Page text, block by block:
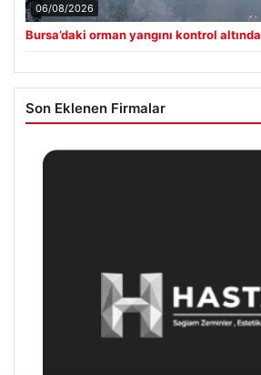
06/08/2026
Bursa’daki orman yangını kontrol altında
Son Eklenen Firmalar